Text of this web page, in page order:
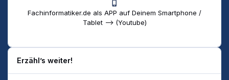
Fachinformatiker.de als APP auf Deinem Smartphone /
Tablet --> (Youtube)
Erzähl’s weiter!